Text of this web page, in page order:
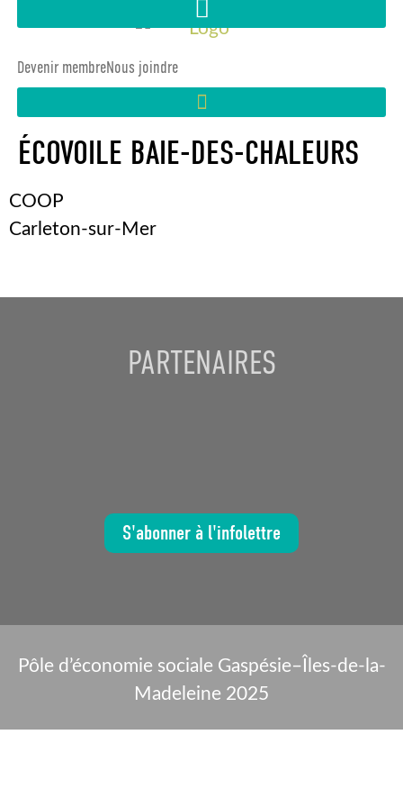
Devenir membreNous joindre
ÉCOVOILE BAIE-DES-CHALEURS
COOP
Carleton-sur-Mer
PARTENAIRES
S'abonner à l'infolettre
Pôle d’économie sociale Gaspésie–Îles-de-la-
Madeleine 2025